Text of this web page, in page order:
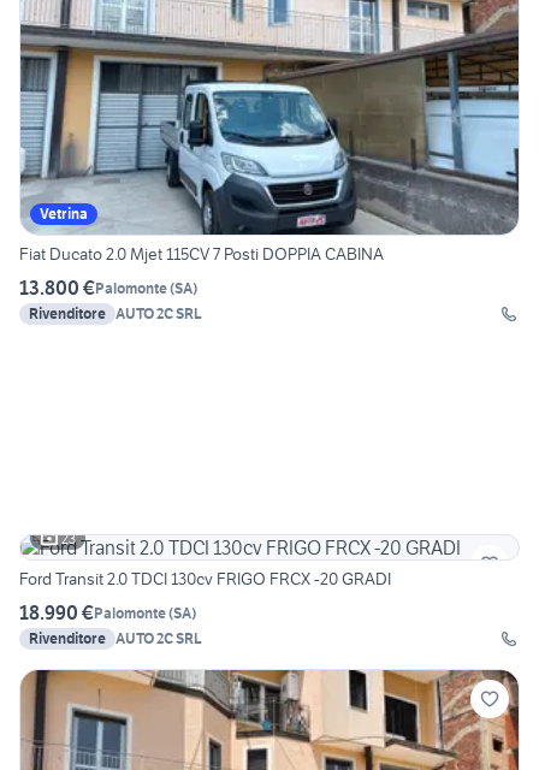
Vetrina
Fiat Ducato 2.0 Mjet 115CV 7 Posti DOPPIA CABINA
13.800 €Palomonte(SA)
Rivenditore AUTO 2C SRL
23
Ford Transit 2.0 TDCI 130cv FRIGO FRCX -20 GRADI
18.990 €Palomonte(SA)
Rivenditore AUTO 2C SRL